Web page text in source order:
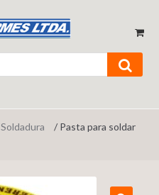
Soldadura
/ Pasta para soldar